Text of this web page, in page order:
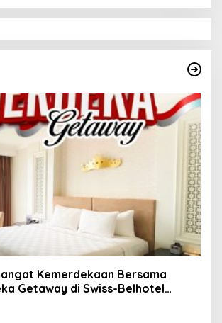
Kemerdekaan Bersama
Getaway di Swiss-Belhotel